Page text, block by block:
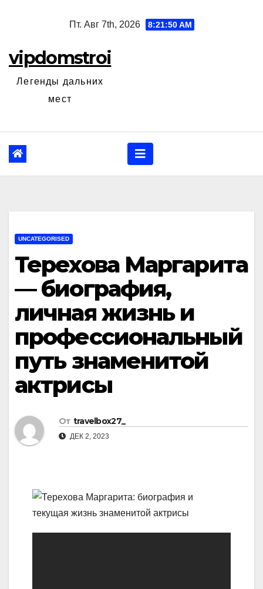
Пт. Авг 7th, 2026 8:21:51 AM
vipdomstroi
Легенды дальних
мест
UNCATEGORISED
Терехова Маргарита
— биография,
личная жизнь и
профессиональный
путь знаменитой
актрисы
От travelbox27_
ДЕК 2, 2023